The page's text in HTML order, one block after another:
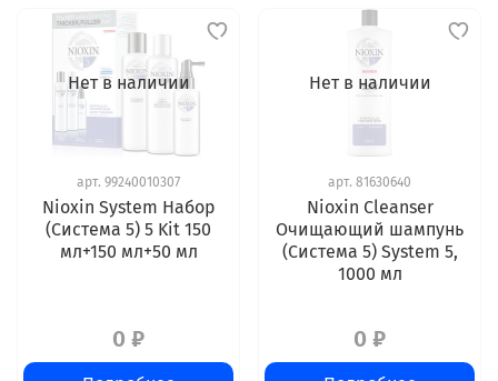
Нет в наличии
арт. 99240010307
Nioxin System Набор
(Система 5) 5 Kit 150
мл+150 мл+50 мл
0 ₽
Нет в наличии
арт. 81630640
Nioxin Cleanser
Очищающий шампунь
(Система 5) System 5,
1000 мл
0 ₽